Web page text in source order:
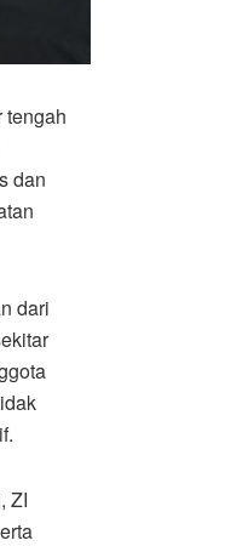
tengah
dan
dari
ZI